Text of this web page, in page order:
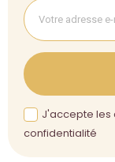
J'accepte les
confidentialité